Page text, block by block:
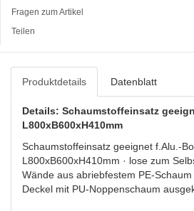
Fragen zum Artikel
Teilen
Produktdetails Datenblatt
Details: Schaumstoffeinsatz
L800xB600xH410mm
Schaumstoffeinsatz geeignet f.Alu.-
L800xB600xH410mm · lose zum
Wände aus abriebfestem PE-Schaum
Deckel mit PU-Noppenschaum